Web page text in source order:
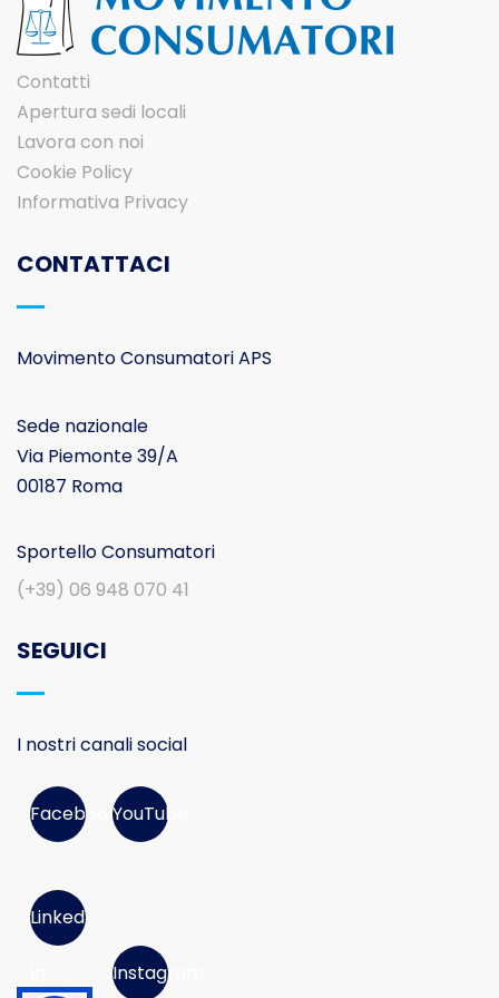
Contatti
Apertura sedi locali
Lavora con noi
Cookie Policy
Informativa Privacy
CONTATTACI
Movimento Consumatori APS
Sede nazionale
Via Piemonte 39/A
00187 Roma
Sportello Consumatori
(+39) 06 948 070 41
SEGUICI
I nostri canali social
FacebookYouTube
Linked
Instagram